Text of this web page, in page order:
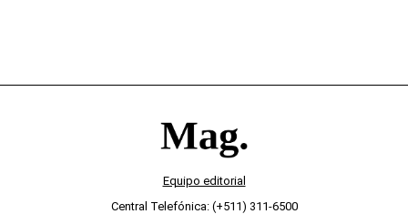
Equipo editorial
Central Telefónica: (+511) 311-6500